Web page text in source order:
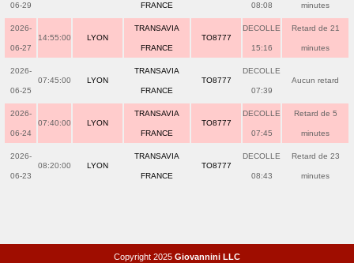
06-29 FRANCE 08:08 minutes
2026-
06-27
14:55:00 LYON
TRANSAVIA
FRANCE
TO8777
DECOLLE
15:16
Retard de 21
minutes
2026-
06-25
07:45:00 LYON
TRANSAVIA
FRANCE
TO8777
DECOLLE
07:39
Aucun retard
2026-
06-24
07:40:00 LYON
TRANSAVIA
FRANCE
TO8777
DECOLLE
07:45
Retard de 5
minutes
2026-
06-23
08:20:00 LYON
TRANSAVIA
FRANCE
TO8777
DECOLLE
08:43
Retard de 23
minutes
Copyright 2025 Giovannini LLC